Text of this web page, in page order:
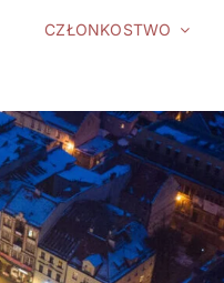
CZŁONKOSTWO